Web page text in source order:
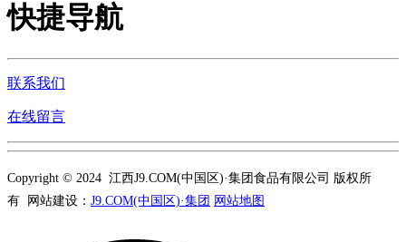
快捷导航
联系我们
在线留言
Copyright © 2024 江西J9.COM(中国区)·集团食品有限公司 版权所
有 网站建设： J9.COM(中国区)·集团 网站地图